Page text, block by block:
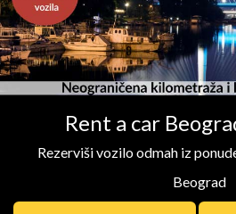
Rent a car
Rezerviši vozilo odmah iz
Beograd